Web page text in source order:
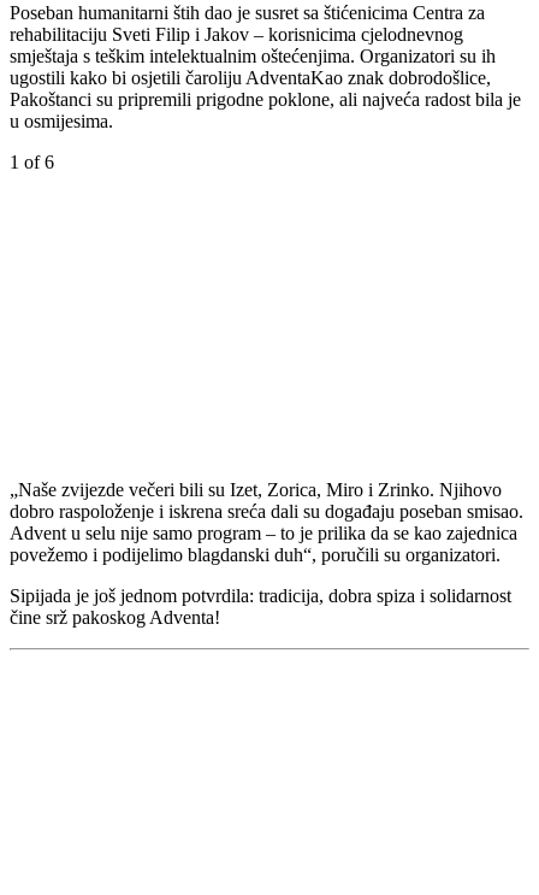
Poseban humanitarni štih dao je susret sa štićenicima Centra za
rehabilitaciju Sveti Filip i Jakov – korisnicima cjelodnevnog
smještaja s teškim intelektualnim oštećenjima. Organizatori su ih
ugostili kako bi osjetili čaroliju AdventaKao znak dobrodošlice,
Pakoštanci su pripremili prigodne poklone, ali najveća radost bila je
u osmijesima.
1 of 6
„Naše zvijezde večeri bili su Izet, Zorica, Miro i Zrinko. Njihovo
dobro raspoloženje i iskrena sreća dali su događaju poseban smisao.
Advent u selu nije samo program – to je prilika da se kao zajednica
povežemo i podijelimo blagdanski duh“, poručili su organizatori.
Sipijada je još jednom potvrdila: tradicija, dobra spiza i solidarnost
čine srž pakoskog Adventa!